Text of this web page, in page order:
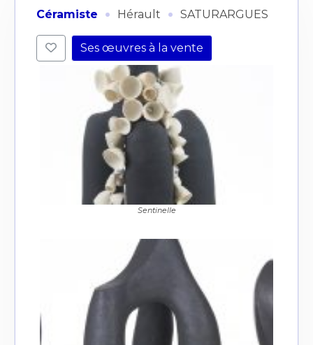
Prénom
Adresse email*
Céramiste · Hérault · SATURARGUES
Ses œuvres à la vente
Sentinelle